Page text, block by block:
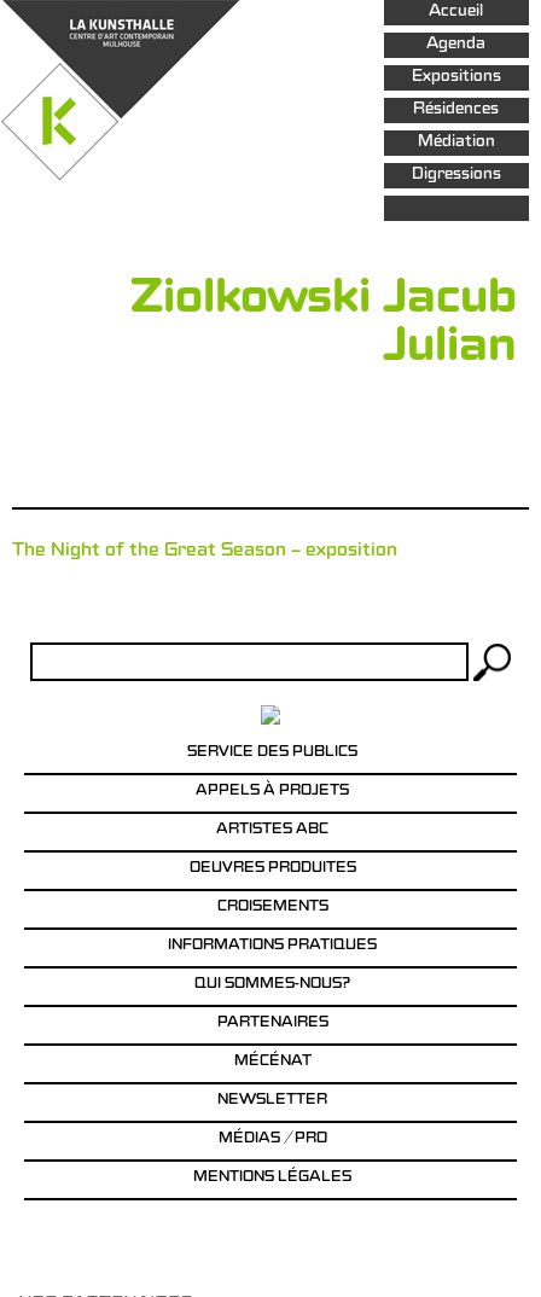
Aller au
contenu
principal
Accueil
Agenda
Expositions
Résidences
Médiation
Digressions
Ziolkowski Jacub
Julian
The Night of the Great Season – exposition
SERVICE DES PUBLICS
APPELS À PROJETS
ARTISTES ABC
OEUVRES PRODUITES
CROISEMENTS
INFORMATIONS PRATIQUES
QUI SOMMES-NOUS?
PARTENAIRES
MÉCÉNAT
NEWSLETTER
MÉDIAS / PRO
MENTIONS LÉGALES